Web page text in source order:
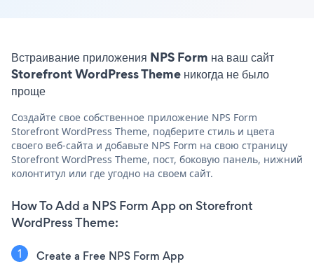
Встраивание приложения NPS Form на ваш сайт
Storefront WordPress Theme никогда не было
проще
Создайте свое собственное приложение NPS Form
Storefront WordPress Theme, подберите стиль и цвета
своего веб-сайта и добавьте NPS Form на свою страницу
Storefront WordPress Theme, пост, боковую панель, нижний
колонтитул или где угодно на своем сайт.
How To Add a NPS Form App on Storefront
WordPress Theme:
Create a Free NPS Form App